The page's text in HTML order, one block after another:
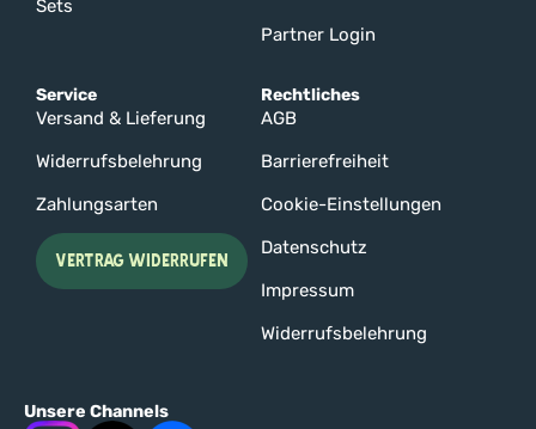
Sets
Partner Login
Service
Versand & Lieferung
Widerrufsbelehrung
Zahlungsarten
VERTRAG WIDERRUFEN
Rechtliches
AGB
Barrierefreiheit
Cookie-Einstellungen
Datenschutz
Impressum
Widerrufsbelehrung
Unsere Channels